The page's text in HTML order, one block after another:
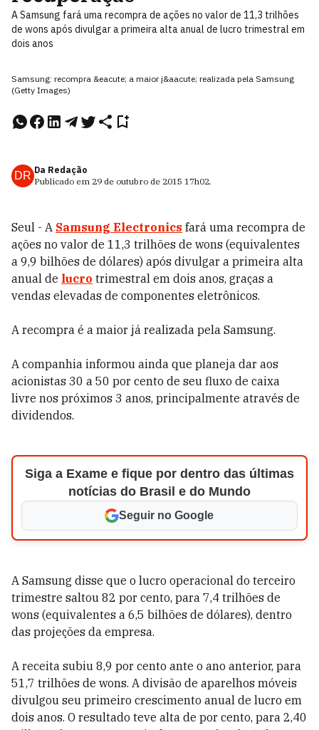
A Samsung fará uma recompra de ações no valor de 11,3 trilhões
de wons após divulgar a primeira alta anual de lucro trimestral em
dois anos
Samsung: recompra &eacute; a maior j&aacute; realizada pela Samsung
(Getty Images)
DR Da Redação
Publicado em 29 de outubro de 2015 17h02.
Seul - A Samsung Electronics fará uma recompra de
ações no valor de 11,3 trilhões de wons (equivalentes
a 9,9 bilhões de dólares) após divulgar a primeira alta
anual de lucro trimestral em dois anos, graças a
vendas elevadas de componentes eletrônicos.
A recompra é a maior já realizada pela Samsung.
A companhia informou ainda que planeja dar aos
acionistas 30 a 50 por cento de seu fluxo de caixa
livre nos próximos 3 anos, principalmente através de
dividendos.
Siga a Exame e fique por dentro das últimas
notícias do Brasil e do Mundo
Seguir no Google
A Samsung disse que o lucro operacional do terceiro
trimestre saltou 82 por cento, para 7,4 trilhões de
wons (equivalentes a 6,5 bilhões de dólares), dentro
das projeções da empresa.
A receita subiu 8,9 por cento ante o ano anterior, para
51,7 trilhões de wons. A divisão de aparelhos móveis
divulgou seu primeiro crescimento anual de lucro em
dois anos. O resultado teve alta de por cento, para 2,40